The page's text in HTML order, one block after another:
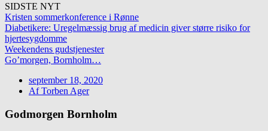
SIDSTE NYT
Kristen sommerkonference i Rønne
Diabetikere: Uregelmæssig brug af medicin giver større risiko for
hjertesygdomme
Weekendens gudstjenester
Go’morgen, Bornholm…
september 18, 2020
AfTorben Ager
Godmorgen Bornholm